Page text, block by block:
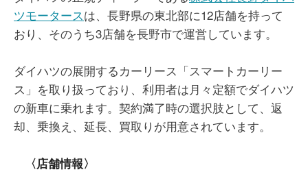
ツモータースは、長野県の東北部に12店舗を持って
おり、そのうち3店舗を長野市で運営しています。
ダイハツの展開するカーリース「スマートカーリー
ス」を取り扱っており、利用者は月々定額でダイハツ
の新車に乗れます。契約満了時の選択肢として、返
却、乗換え、延長、買取りが用意されています。
〈店舗情報〉